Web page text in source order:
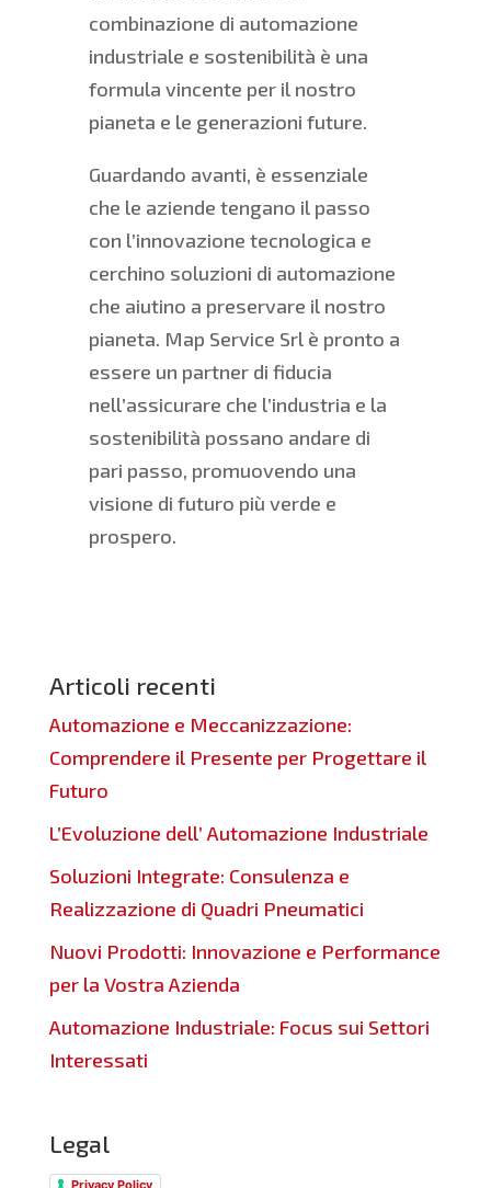
combinazione di automazione
industriale e sostenibilità è una
formula vincente per il nostro
pianeta e le generazioni future.
Guardando avanti, è essenziale
che le aziende tengano il passo
con l’innovazione tecnologica e
cerchino soluzioni di automazione
che aiutino a preservare il nostro
pianeta. Map Service Srl è pronto a
essere un partner di fiducia
nell’assicurare che l’industria e la
sostenibilità possano andare di
pari passo, promuovendo una
visione di futuro più verde e
prospero.
Articoli recenti
Automazione e Meccanizzazione:
Comprendere il Presente per Progettare il
Futuro
L’Evoluzione dell’ Automazione Industriale
Soluzioni Integrate: Consulenza e
Realizzazione di Quadri Pneumatici
Nuovi Prodotti: Innovazione e Performance
per la Vostra Azienda
Automazione Industriale: Focus sui Settori
Interessati
Legal